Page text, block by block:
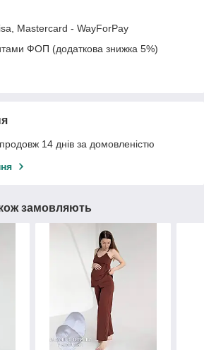
Mastercard - WayForPay
ФОП (додаткова знижка 5%)
14 днів за домовленістю
замовляють